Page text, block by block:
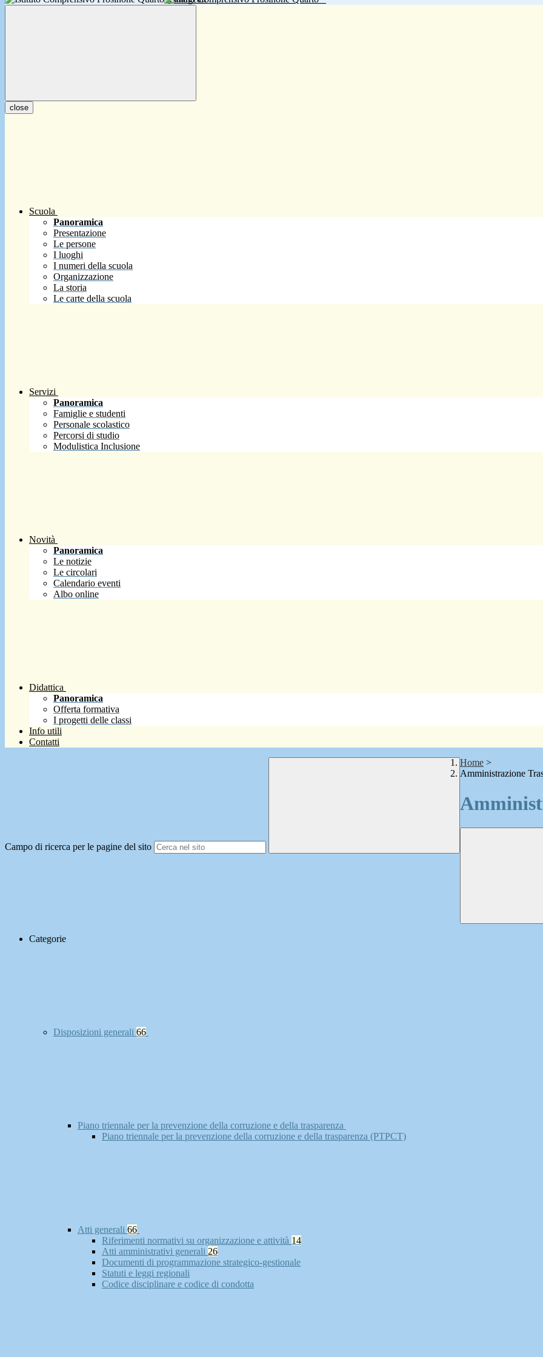
close
Scuola
Panoramica
Presentazione
Le persone
I luoghi
I numeri della scuola
Organizzazione
La storia
Le carte della scuola
Servizi
Panoramica
Famiglie e studenti
Personale scolastico
Percorsi di studio
Modulistica Inclusione
Novità
Panoramica
Le notizie
Le circolari
Calendario eventi
Albo online
Didattica
Panoramica
Offerta formativa
I progetti delle classi
Info utili
Contatti
Campo di ricerca per le pagine del sito
Home >
Amministrazione
Categorie
Disposizioni generali 66
Piano triennale per la prevenzione della corruzione e della trasparenza
Piano triennale per la prevenzione della corruzione e della trasparenza (PTPCT)
Atti generali 66
Riferimenti normativi su organizzazione e attività 14
Atti amministrativi generali 26
Documenti di programmazione strategico-gestionale
Statuti e leggi regionali
Codice disciplinare e codice di condotta